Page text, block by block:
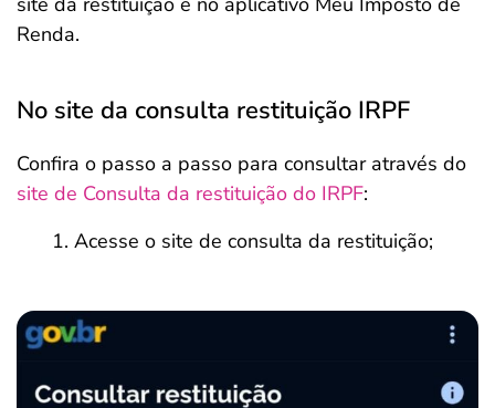
Renda.
No site da consulta restituição IRPF
Confira o passo a passo para consultar através do
site de Consulta da restituição do IRPF:
Acesse o site de consulta da restituição;